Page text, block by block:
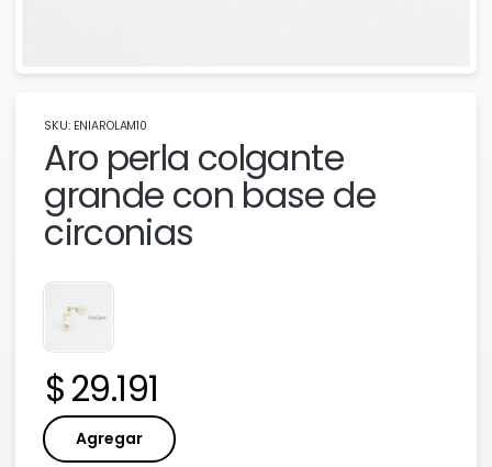
SKU: ENIAROLAM10
Aro perla colgante
grande con base de
circonias
Precio:
29.191
Agregar